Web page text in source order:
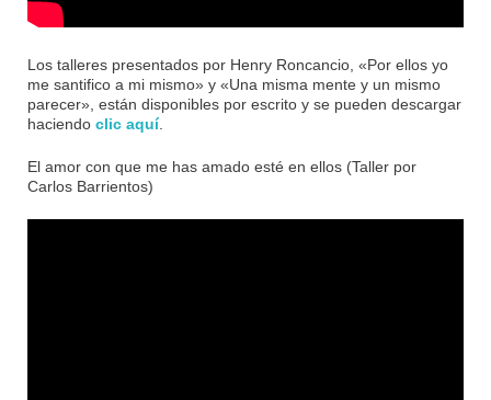
Los talleres presentados por Henry Roncancio, «Por ellos yo
me santifico a mi mismo» y «Una misma mente y un mismo
parecer», están disponibles por escrito y se pueden descargar
haciendo clic aquí.
El amor con que me has amado esté en ellos (Taller por
Carlos Barrientos)